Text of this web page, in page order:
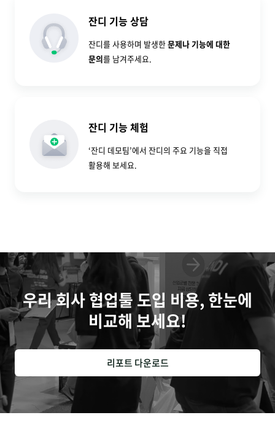
잔디 기능 상담
잔디를 사용하며 발생한문제나 기능에 대한
문의를 남겨주세요.
잔디 기능 체험
‘잔디 데모팀’에서 잔디의 주요 기능을 직접
활용해 보세요.
우리 회사 협업툴 도입 비용, 한눈에
비교해 보세요!
리포트 다운로드